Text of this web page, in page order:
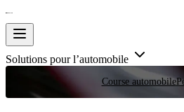
Solutions pour l’automobile
Course automobile